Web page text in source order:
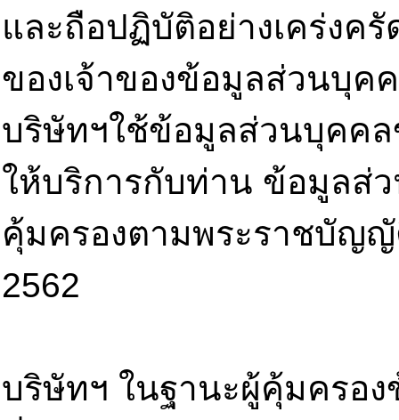
และถือปฏิบัติอย่างเคร่งค
ของเจ้าของข้อมูลส่วนบุค
บริษัทฯใช้ข้อมูลส่วนบุคคล
ให้บริการกับท่าน ข้อมูลส่
คุ้มครองตามพระราชบัญ
2562
บริษัทฯ ในฐานะผู้คุ้มครอ